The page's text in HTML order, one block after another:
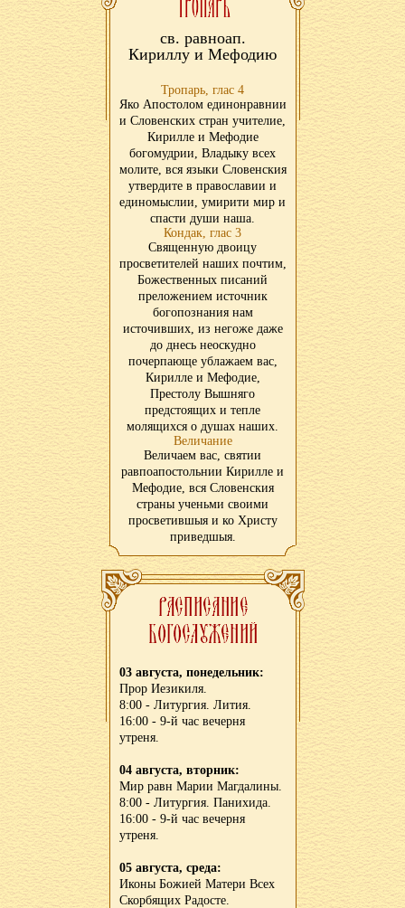
св. равноап.
Кириллу и Мефодию
Тропарь, глас 4
Яко Апостолом единонравнии
и Словенских стран учителие,
Кирилле и Мефодие
богомудрии, Владыку всех
молите, вся языки Словенския
утвердите в православии и
единомыслии, умирити мир и
спасти души наша.
Кондак, глас 3
Священную двоицу
просветителей наших почтим,
Божественных писаний
преложением источник
богопознания нам
источивших, из негоже даже
до днесь неоскудно
почерпающе ублажаем вас,
Кирилле и Мефодие,
Престолу Вышняго
предстоящих и тепле
молящихся о душах наших.
Величание
Величаем вас, святии
равпоапостольнии Кирилле и
Мефодие, вся Словенския
страны ученьми своими
просветившыя и ко Христу
приведшыя.
03 августа, понедельник:
Прор Иезикиля.
8:00 - Литургия. Лития.
16:00 - 9-й час вечерня
утреня.
04 августа, вторник:
Мир равн Марии Магдалины.
8:00 - Литургия. Панихида.
16:00 - 9-й час вечерня
утреня.
05 августа, среда:
Иконы Божией Матери Всех
Скорбящих Радосте.